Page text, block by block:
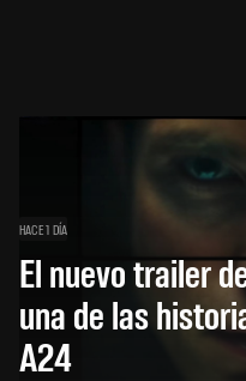
HACE 1 DÍA
El nuevo trailer
una de las
A24